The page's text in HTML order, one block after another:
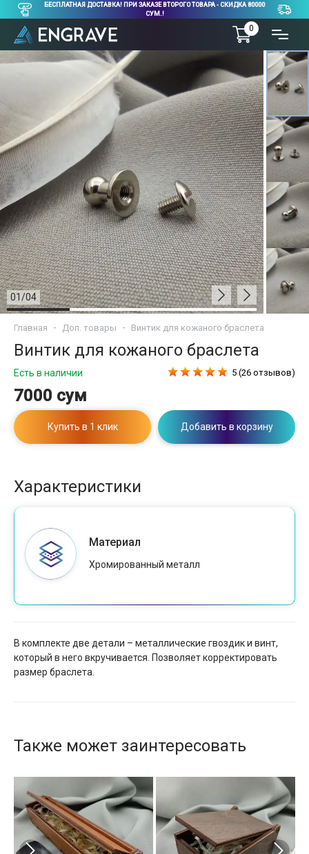
БЕСПЛАТНАЯ ДОСТАВКА! ПРИ ЗАКАЗЕ ВТОРОГО ТОВАРА - СКИДКА 80000
СУМ.!
0
01/04
Главная Доп. товары Винтик для кожаного браслета
Винтик для кожаного браслета
Есть в наличии
7000 сум
5 (26 отзывов)
Купить в 1 клик Добавить в корзину
Характеристики
Материал
Хромированный металл
В комплекте две детали – металлические гвоздик и винт,
который в него вкручивается. Позволяет корректировать
размер браслета.
Также может заинтересовать